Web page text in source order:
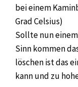
bei einem
Grad Celsius)
Sollte nun
Sinn kommen
löschen ist das
kann und zu